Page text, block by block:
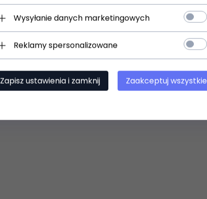
Wysyłanie danych marketingowych
Reklamy spersonalizowane
Zapisz ustawienia i zamknij Zaakceptuj wszystkie